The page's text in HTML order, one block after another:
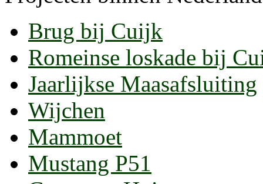
Brug bij Cuijk
Romeinse loskade bij
Jaarlijkse Maasafsluiting
Wijchen
Mammoet
Mustang P51